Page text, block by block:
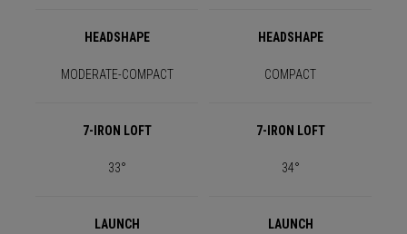
HEADSHAPE HEADSHAPE
MODERATE-COMPACT COMPACT
7-IRON LOFT 7-IRON LOFT
33° 34°
LAUNCH LAUNCH